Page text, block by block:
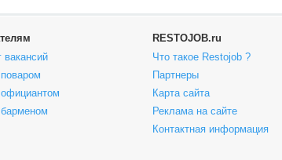
вакансий
RESTOJOB.ru
Что такое Restojob ?
Партнеры
Карта сайта
Реклама на сайте
Контактная информация